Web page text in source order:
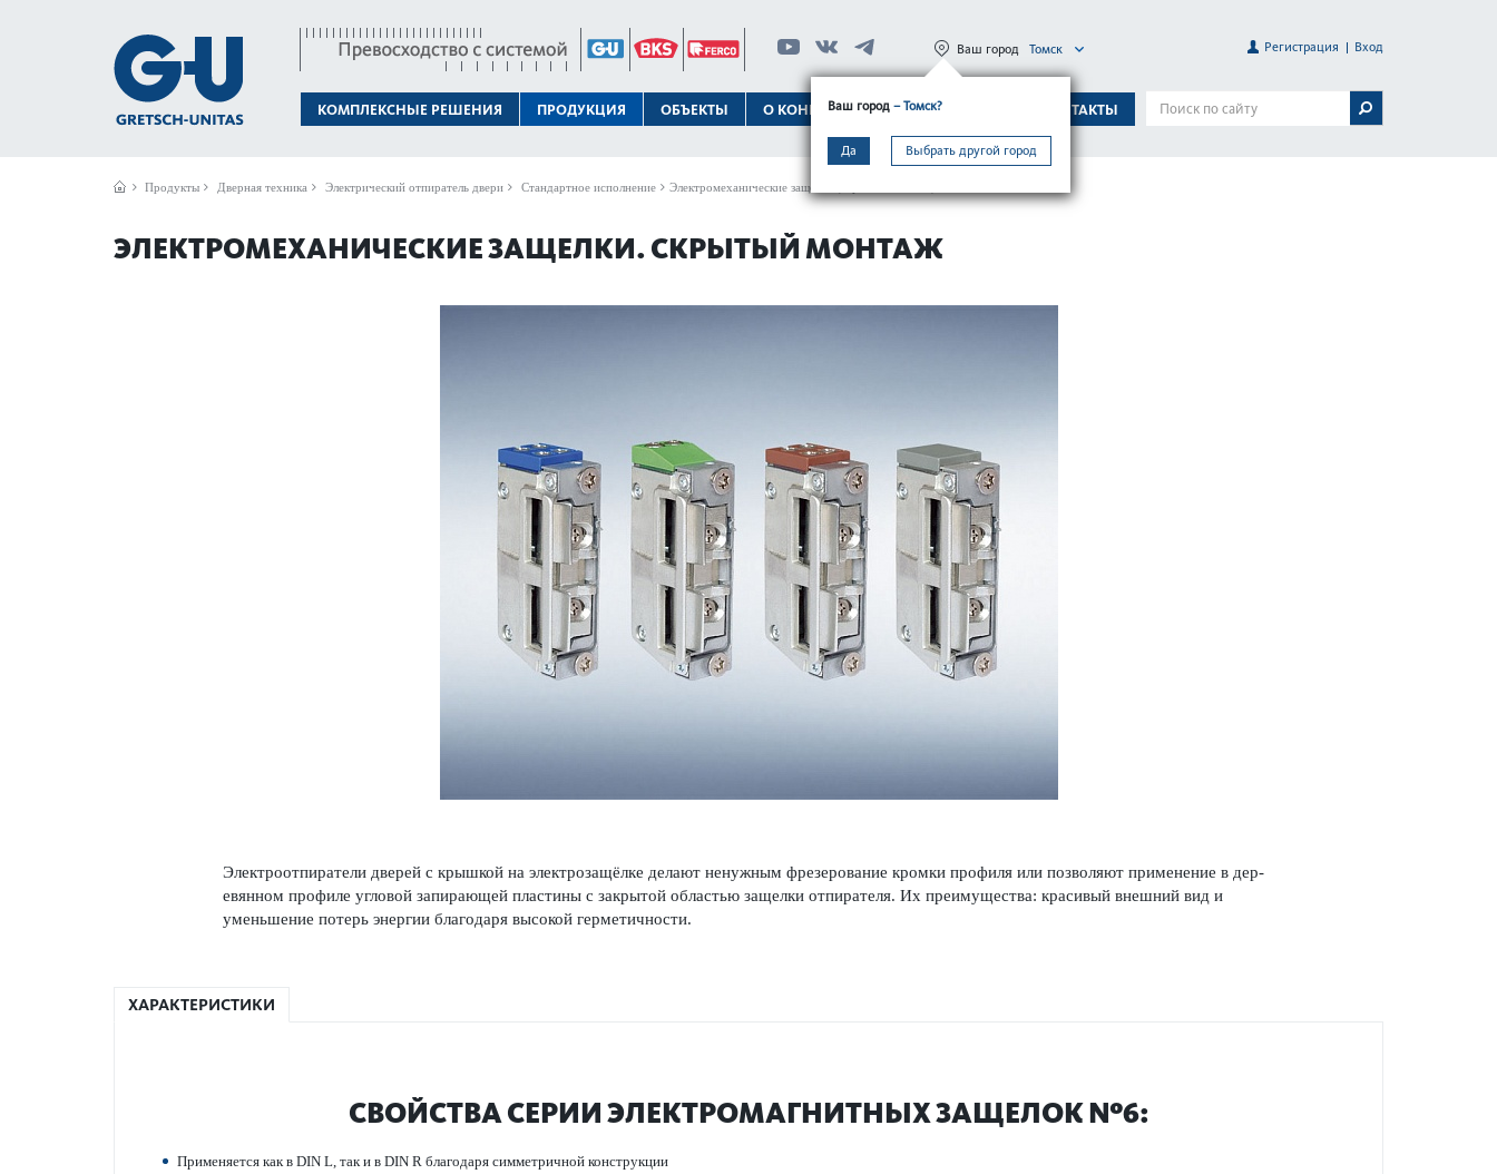
КОМПЛЕКСНЫЕ РЕШЕНИЯ ПРОДУКЦИЯ ОБЪЕКТЫ О КОНЦЕРНЕ ТЕХПОДДЕРЖКА КОНТАКТЫ
Ваш город – Томск?
Да Выбрать другой город
Ваш город Томск Регистрация Вход
Продукты Дверная техника Электрический отпиратель двери Стандартное исполнение Электромеханические защелки (скрытый монтаж)
ЭЛЕКТРОМЕХАНИЧЕСКИЕ ЗАЩЕЛКИ. СКРЫТЫЙ МОНТАЖ
Электроотпиратели дверей с крышкой на электрозащёлке делают ненужным фрез­ер­ование кромки профиля или позв­оляют применение в дер­
евянном профиле угловой запи­рающей пла­стины с закрытой обла­стью защелки отпирателя. Их преимущества: красивый внешний вид и
уменьшение потерь энергии благодаря выс­окой гермет­ичности.
ХАРАКТЕРИСТИКИ
СВОЙСТВА СЕРИИ ЭЛЕКТРО­М­АГНИТНЫХ ЗАЩЕЛОК №6:
Применяется как в DIN L, так и в DIN R благодаря симметричной конструкции